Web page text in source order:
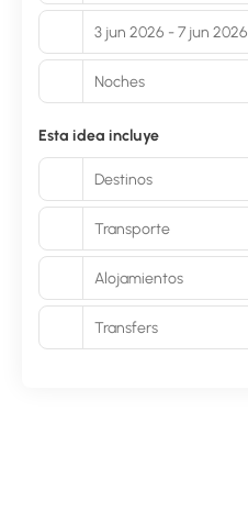
3 jun 2026 - 7 jun 2026
Noches
Esta idea incluye
Destinos
Transporte
Alojamientos
Transfers